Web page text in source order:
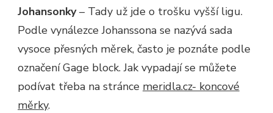
Johansonky– Tady už jde o trošku vyšší ligu.
Podle vynálezce Johanssona se nazývá sada
vysoce přesných měrek, často je poznáte podle
označení Gage block. Jak vypadají se můžete
podívat třeba na stránce meridla.cz- koncové
měrky.